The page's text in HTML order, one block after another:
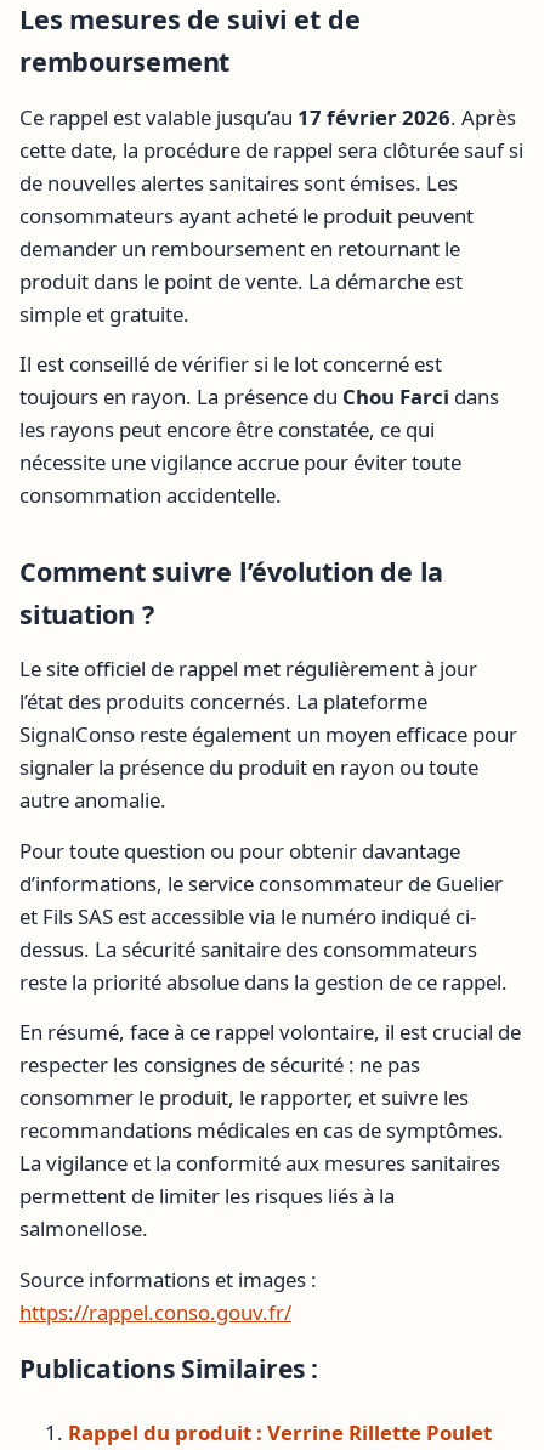
Les mesures de suivi et de
remboursement
Ce rappel est valable jusqu’au 17 février 2026. Après
cette date, la procédure de rappel sera clôturée sauf si
de nouvelles alertes sanitaires sont émises. Les
consommateurs ayant acheté le produit peuvent
demander un remboursement en retournant le
produit dans le point de vente. La démarche est
simple et gratuite.
Il est conseillé de vérifier si le lot concerné est
toujours en rayon. La présence du Chou Farci dans
les rayons peut encore être constatée, ce qui
nécessite une vigilance accrue pour éviter toute
consommation accidentelle.
Comment suivre l’évolution de la
situation ?
Le site officiel de rappel met régulièrement à jour
l’état des produits concernés. La plateforme
SignalConso reste également un moyen efficace pour
signaler la présence du produit en rayon ou toute
autre anomalie.
Pour toute question ou pour obtenir davantage
d’informations, le service consommateur de Guelier
et Fils SAS est accessible via le numéro indiqué ci-
dessus. La sécurité sanitaire des consommateurs
reste la priorité absolue dans la gestion de ce rappel.
En résumé, face à ce rappel volontaire, il est crucial de
respecter les consignes de sécurité : ne pas
consommer le produit, le rapporter, et suivre les
recommandations médicales en cas de symptômes.
La vigilance et la conformité aux mesures sanitaires
permettent de limiter les risques liés à la
salmonellose.
Source informations et images :
https://rappel.conso.gouv.fr/
Publications Similaires :
Rappel du produit : Verrine Rillette Poulet